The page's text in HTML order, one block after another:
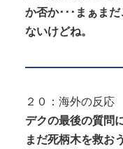
か否か･･･まぁま
ないけどね。
２０：海外の反応
デクの最後の質問
まだ死柄木を救お